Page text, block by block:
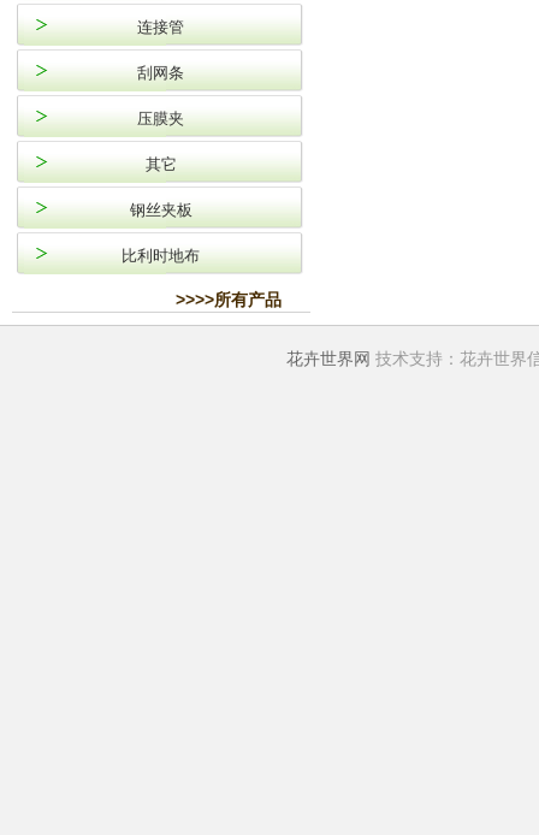
连接管
刮网条
压膜夹
其它
钢丝夹板
比利时地布
>>>>所有产品
花卉世界网 技术支持：花